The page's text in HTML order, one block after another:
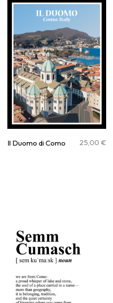
Il Duomo di Como 25,00 €